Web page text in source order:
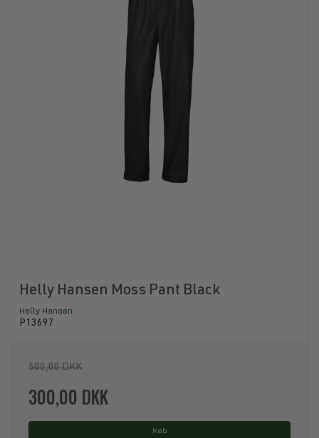
Helly Hansen Moss Pant Black
Helly Hansen
P13697
500,00 DKK
300,00 DKK
Køb